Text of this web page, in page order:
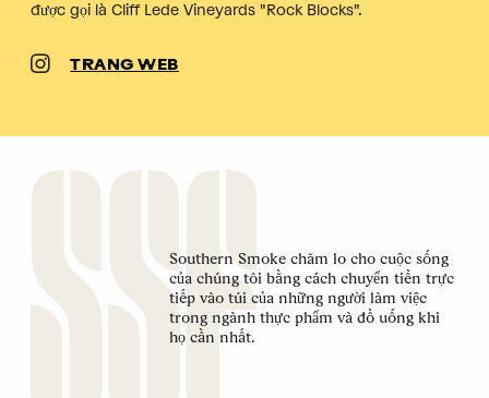
được gọi là Cliff Lede Vineyards "Rock Blocks".
TRANG WEB
Southern Smoke chăm lo cho cuộc sống
của chúng tôi bằng cách chuyển tiền trực
tiếp vào túi của những người làm việc
trong ngành thực phẩm và đồ uống khi
họ cần nhất.